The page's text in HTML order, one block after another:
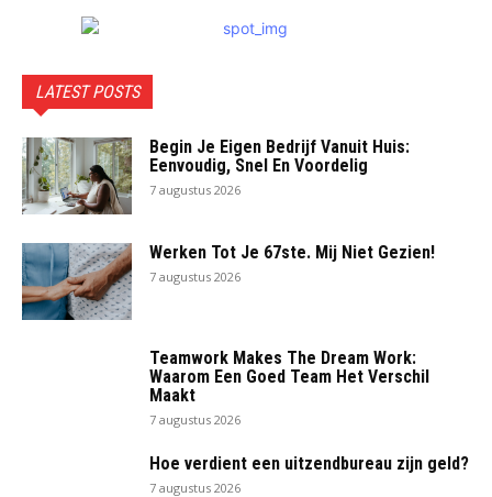
LATEST POSTS
Begin Je Eigen Bedrijf Vanuit Huis:
Eenvoudig, Snel En Voordelig
7 augustus 2026
Werken Tot Je 67ste. Mij Niet Gezien!
7 augustus 2026
Teamwork Makes The Dream Work:
Waarom Een Goed Team Het Verschil
Maakt
7 augustus 2026
Hoe verdient een uitzendbureau zijn geld?
7 augustus 2026